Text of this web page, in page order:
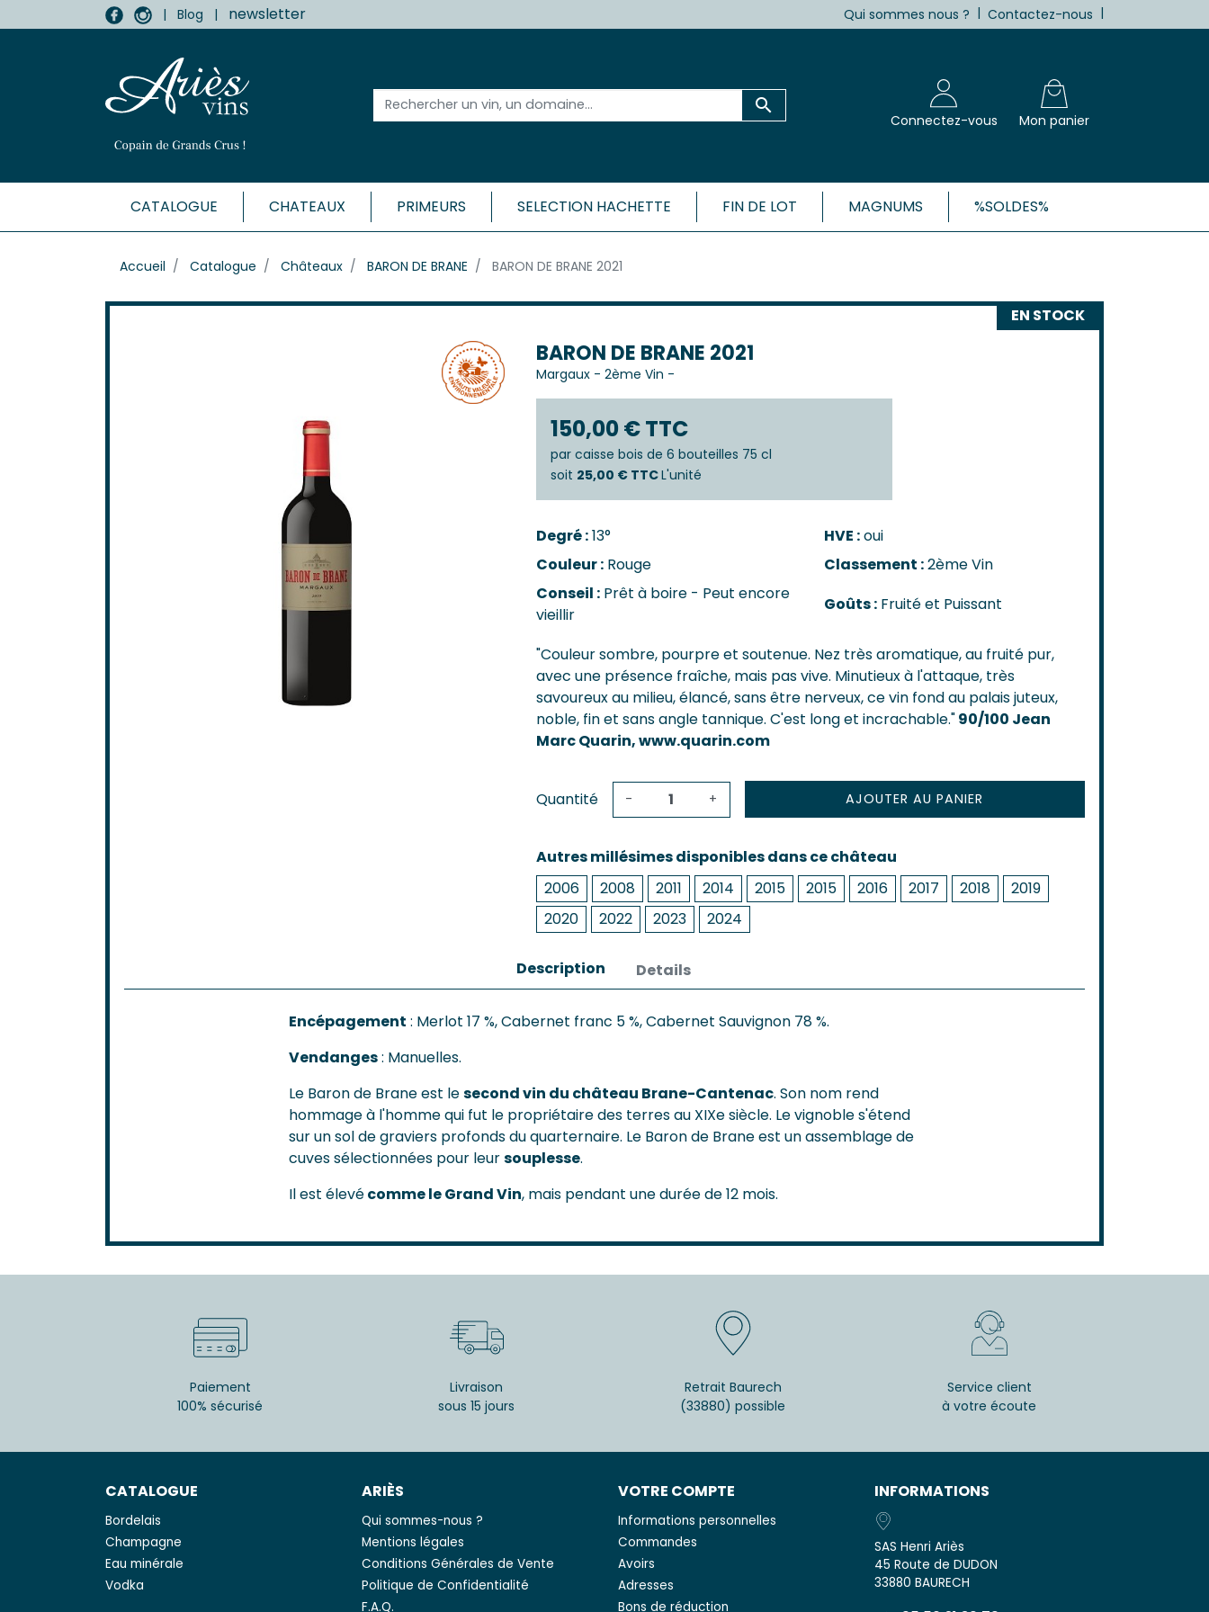
| Blog | newsletter |
Contactez-nous
|
Qui sommes nous ?

Connectez-vous Mon panier
CATALOGUE
MÉDOC ET SA RÉGION
Listrac-Médoc
GRAVES & PESSAC-LÉOGNAN
SAINT EMILION, POMEROL ET SATELLITES
Bordeaux Blanc
Bordeaux Rosé
Côtes-De-Bourg
Crémant de Bordeaux
Premières-Côtes-De-Bordeaux
SAUTERNAIS
Barsac
CHATEAUX PRIMEURS SELECTION HACHETTE FIN DE LOT MAGNUMS %SOLDES%
Accueil Catalogue Châteaux BARON DE BRANE BARON DE BRANE 2021
EN STOCK
BARON DE BRANE 2021
Margaux- 2ème Vin -
150,00 € TTC
par caisse bois de 6 bouteilles 75 cl
soit 25,00 € TTCL'unité
Degré :13° HVE :oui
Couleur : Rouge Classement :2ème Vin
Conseil : Prêt à boire - Peut encore
vieillir
Goûts : Fruité et Puissant
"Couleur sombre, pourpre et soutenue. Nez très aromatique, au fruité pur,
avec une présence fraîche, mais pas vive. Minutieux à l'attaque, très
savoureux au milieu, élancé, sans être nerveux, ce vin fond au palais juteux,
noble, fin et sans angle tannique. C'est long et incrachable."90/100 Jean
Marc Quarin, www.quarin.com
Quantité - + AJOUTER AU PANIER
Autres millésimes disponibles dans ce château
2006
2008 2011 2014 2015 2015 2016 2017 2018
2019
2020
2022 2023 2024
Description Details
Encépagement : Merlot 17 %, Cabernet franc 5 %, Cabernet Sauvignon 78 %.
Vendanges: Manuelles.
Le Baron de Brane est lesecond vin du château Brane-Cantenac. Son nom rend
hommage à l'homme qui fut le propriétaire des terres au XIXe siècle. Le vignoble s'étend
sur un sol de graviers profonds du quarternaire. Le Baron de Brane est un assemblage de
cuves sélectionnées pour leursouplesse.
Il est élevécomme le Grand Vin, mais pendant une durée de 12 mois.
Paiement
100% sécurisé
Livraison
sous 15 jours
Retrait Baurech
(33880) possible
Service client
à votre écoute
CATALOGUE
Bordelais
Champagne
Eau minérale
Vodka
ARIÈS
Qui sommes-nous ?
Mentions légales
Conditions Générales de Vente
Politique de Confidentialité
F.A.Q.
VOTRE COMPTE
Informations personnelles
Commandes
Avoirs
Adresses
Bons de réduction
INFORMATIONS
SAS Henri Ariès
45 Route de DUDON
33880 BAURECH